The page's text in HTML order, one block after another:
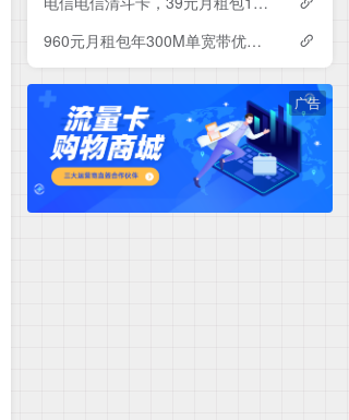
960元月租包年300M单宽带优惠套餐！电信辽宁沈阳宽带卡套餐详情与办理指南
广告